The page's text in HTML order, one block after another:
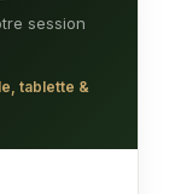
session
tablette &